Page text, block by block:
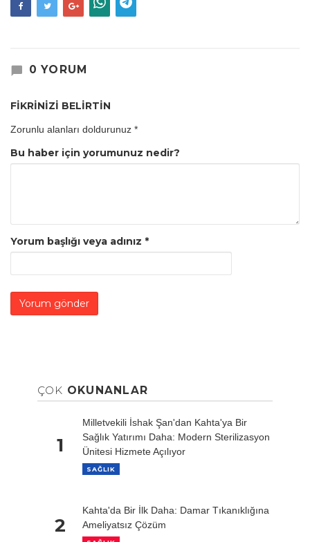
0 YORUM
FİKRİNİZİ BELİRTİN
Zorunlu alanları doldurunuz *
Bu haber için yorumunuz nedir?
Yorum başlığı veya adınız *
ÇOK OKUNANLAR
1
Milletvekili İshak Şan'dan Kahta'ya Bir
Sağlık Yatırımı Daha: Modern Sterilizasyon
Ünitesi Hizmete Açılıyor
SAĞLIK
2
Kahta'da Bir İlk Daha: Damar Tıkanıklığına
Ameliyatsız Çözüm